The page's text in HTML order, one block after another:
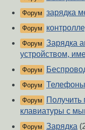
Форум зарядка
Форум
Форум Зарядка
устройством,
Форум
Форум Телефоны
Форум
Получить
клавиатуры с
Форум Зарядка